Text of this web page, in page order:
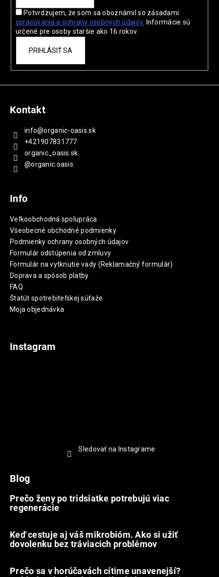
r
v
k
p
i
Potvrdzujem, že som sa oboznámil so zásadami
spracúvania a ochrany osobných údajov. Informácie sú
určené pre osoby staršie ako 16 rokov.
PRIHLÁSIŤ SA
Kontakt
info@organic-oasis.sk
+421907831777
organic_oasis.sk
@organic.oasis
Info
Veľkoobchodná spolupráca
Všeobecné obchodné podmienky
Podmienky ochrany osobných údajov
Formulár odstúpenia od zmluvy
Formulár na vytknutie vady (Reklamačný formulár)
Doprava a spôsob platby
FAQ
Štatút spotrebiteľskej súťaže
Moja objednávka
Instagram
Sledovať na Instagrame
Blog
Prečo ženy po tridsiatke potrebujú viac
regenerácie
Keď cestuje aj váš mikrobióm. Ako si užiť
dovolenku bez tráviacich problémov
Prečo sa v horúčavách cítime unavenejší?